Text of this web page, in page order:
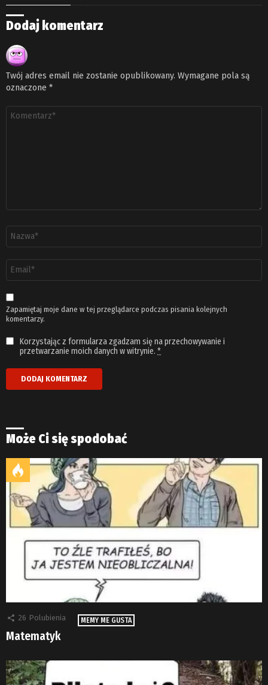
Dodaj komentarz
Twój adres email nie zostanie opublikowany. Wymagane pola są
oznaczone *
email
*
Zapamiętaj moje dane w tej przeglądarce podczas pisania kolejnych
komentarzy.
Korzystając z formularza zgadzam się na przechowywanie i
przetwarzanie moich danych w witrynie. *
Może Ci się spodobać
26 Polubienia MEMY ME GUSTA
Matematyk